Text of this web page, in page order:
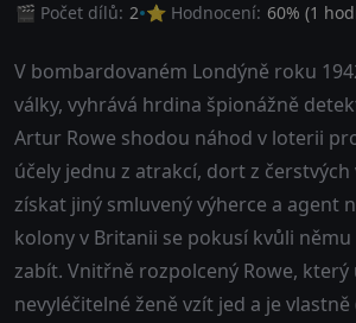
🎬 Počet dílů: 2 ⭐ Hodnocení: 60% (1
V bombardovaném Londýně roku
války, vyhrává hrdina špionážně
Artur Rowe shodou náhod v loterii
účely jednu z atrakcí, dort z
získat jiný smluvený výherce a agent
kolony v Britanii se pokusí kvůli
zabít. Vnitřně rozpolcený Rowe, který
nevyléčitelné ženě vzít jed a je